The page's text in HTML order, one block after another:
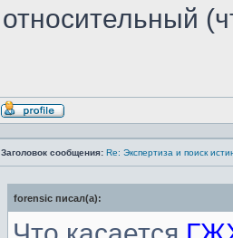
относительный
Профиль
Заголовок сообщения: Re: Экспертиза и поиск
forensic писал(а):